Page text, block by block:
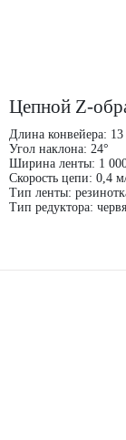
Цепной Z-
Длина конвейера:
Угол наклона: 24°
Ширина ленты: 1
Скорость цепи: 0,4
Тип ленты:
Тип редуктора: